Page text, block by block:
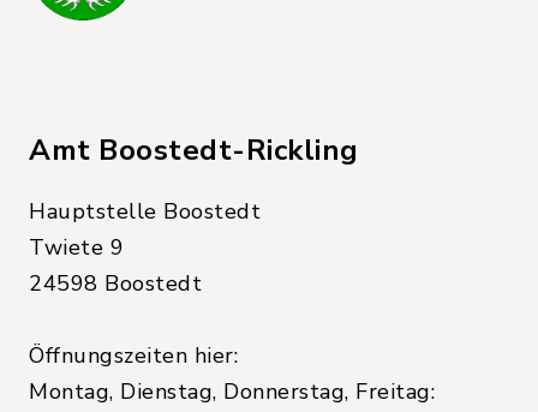
Amt Boostedt-Rickling
Hauptstelle Boostedt
Twiete 9
24598 Boostedt
Öffnungszeiten hier:
Montag, Dienstag, Donnerstag, Freitag: